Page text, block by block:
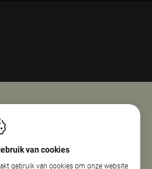
08:00 - 18:00
van cookies
gebruik van cookies om onze website